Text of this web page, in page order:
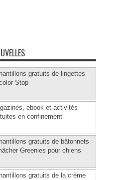
gratuits de lingettes
Stop
ebook et activités
en confinement
gratuits de bâtonnets
Greenies pour chiens
gratuits de la crème